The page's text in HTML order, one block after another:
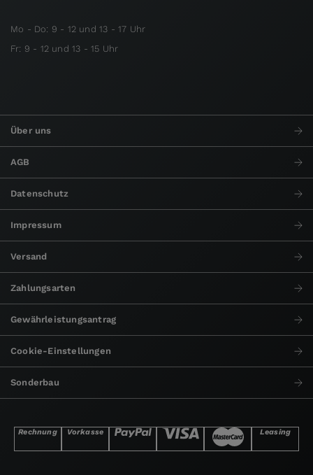
Mo - Do: 9 - 12 und 13 - 17 Uhr
Fr: 9 - 12 und 13 - 15 Uhr
Über uns
AGB
Datenschutz
Impressum
Versand
Zahlungsarten
Gewährleistungsantrag
Cookie-Einstellungen
Sonderbau
Rechnung Vorkasse Leasing